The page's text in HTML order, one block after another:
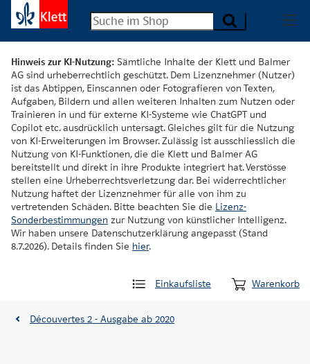
Hinweis zur KI-Nutzung: Sämtliche Inhalte der Klett und Balmer
AG sind urheberrechtlich geschützt. Dem Lizenznehmer (Nutzer)
ist das Abtippen, Einscannen oder Fotografieren von Texten,
Aufgaben, Bildern und allen weiteren Inhalten zum Nutzen oder
Trainieren in und für externe KI-Systeme wie ChatGPT und
Copilot etc. ausdrücklich untersagt. Gleiches gilt für die Nutzung
von KI-Erweiterungen im Browser. Zulässig ist ausschliesslich die
Nutzung von KI-Funktionen, die die Klett und Balmer AG
bereitstellt und direkt in ihre Produkte integriert hat. Verstösse
stellen eine Urheberrechtsverletzung dar. Bei widerrechtlicher
Nutzung haftet der Lizenznehmer für alle von ihm zu
vertretenden Schäden. Bitte beachten Sie die Lizenz-
Sonderbestimmungen zur Nutzung von künstlicher Intelligenz.
Wir haben unsere Datenschutzerklärung angepasst (Stand
8.7.2026). Details finden Sie hier.
Einkaufsliste Warenkorb
Découvertes 2 - Ausgabe ab 2020